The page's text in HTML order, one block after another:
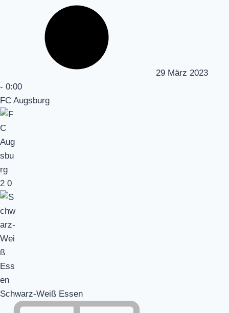
29 März 2023
- 0:00
FC Augsburg
2 0
Schwarz-Weiß Essen